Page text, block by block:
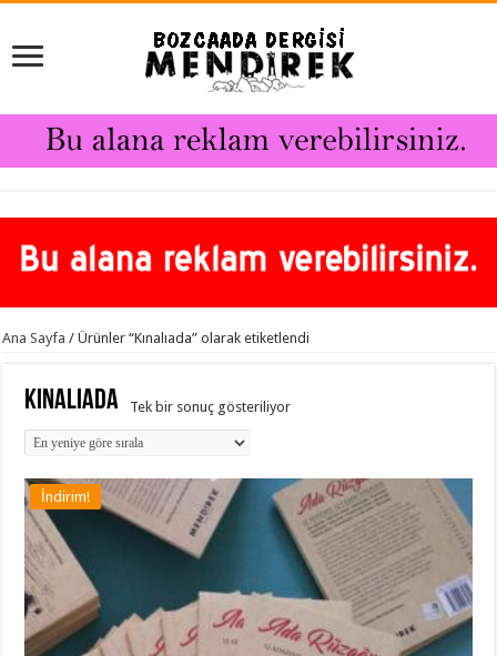
Ana Sayfa / Ürünler “Kınalıada” olarak etiketlendi
Kınalıada Tek bir sonuç gösteriliyor
İndirim!